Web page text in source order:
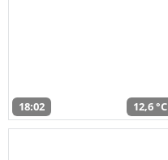
18:02 12,6 °C